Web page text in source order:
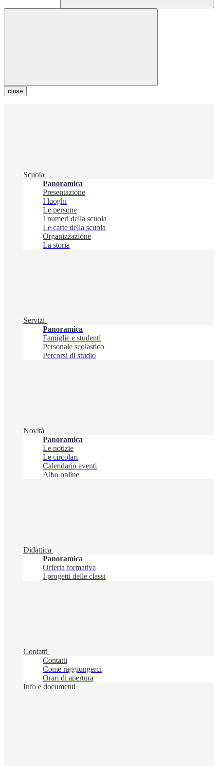
close
Scuola
Panoramica
Presentazione
I luoghi
Le persone
I numeri della scuola
Le carte della scuola
Organizzazione
La storia
Servizi
Panoramica
Famiglie e studenti
Personale scolastico
Percorsi di studio
Novità
Panoramica
Le notizie
Le circolari
Calendario eventi
Albo online
Didattica
Panoramica
Offerta formativa
I progetti delle classi
Contatti
Contatti
Come raggiungerci
Orari di apertura
Info e documenti